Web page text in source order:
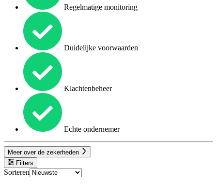
Regelmatige monitoring
Duidelijke voorwaarden
Klachtenbeheer
Echte ondernemer
Meer over de zekerheden
Filters
Sorteren